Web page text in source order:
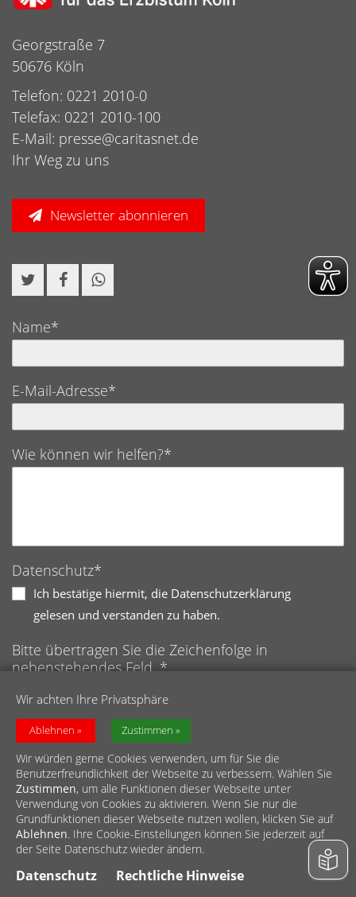
Wir achten Ihre Privatsphäre
Ablehnen Zustimmen
Wir würden gerne Cookies verwenden, um für Sie die
Benutzerfreundlichkeit der Webseite zu verbessern. Wählen Sie
Zustimmen, um alle Funktionen dieser Webseite unter
Verwendung von Cookies zu aktivieren. Wenn Sie nur die
Grundfunktionen dieser Webseite nutzen wollen, klicken Sie auf
Ablehnen. Ihre Cookie-Einstellungen können Sie jederzeit auf
der Seite Datenschutz wieder ändern.
Datenschutz Rechtliche Hinweise
Georgstraße 7
50676 Köln
Telefon: 0221 2010-0
Telefax: 0221 2010-100
E-Mail: presse@caritasnet.de
Ihr Weg zu uns
Newsletter abonnieren
Name*
E-Mail-Adresse*
Wie können wir helfen?*
Datenschutz*
Ich bestätige hiermit, die Datenschutzerklärung
gelesen und verstanden zu haben.
Bitte übertragen Sie die Zeichenfolge in
nebenstehendes Feld. *
Anti-Roboter-Verifizierung
Hier klicken
© Diözesan-Caritasverband für das Erzbistum Köln e.V.
Barrierefreiheit
//Sitemap